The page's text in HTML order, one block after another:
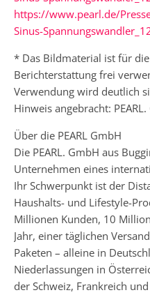
https://www.pearl.de/
Sinus-
* Das Bildmaterial ist für
Berichterstattung frei
Verwendung wird deutlich
Hinweis angebracht:
Über die PEARL GmbH
Die PEARL. GmbH aus
Unternehmen eines
Ihr Schwerpunkt ist der
Haushalts- und Lifestyle-
Millionen Kunden, 10
Jahr, einer täglichen
Paketen – alleine in
Niederlassungen in
der Schweiz, Frankreich